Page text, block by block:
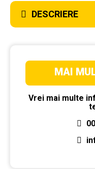
DESCRIERE
MAI
Vrei mai multe